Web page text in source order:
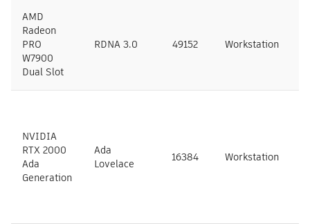
AMD
Radeon
PRO
W7900
Dual Slot
RDNA 3.0 49152 Workstation
NVIDIA
RTX 2000
Ada
Generation
Ada
Lovelace
16384 Workstation